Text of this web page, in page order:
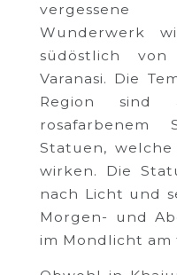
vergessene
Wunderwerk
südöstlich
Varanasi. Die
Region sind
rosafarbenem
Statuen,
wirken. Die
nach Licht und
Morgen- und
im Mondlicht am